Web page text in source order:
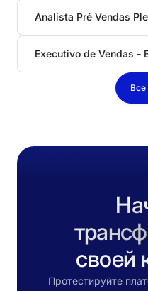
Analista Pré Vendas
Executivo de Vendas -
Все
своей
Протестируйте